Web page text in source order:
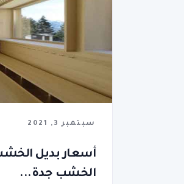
سبتمبر 3, 2021
الخشب جدة...